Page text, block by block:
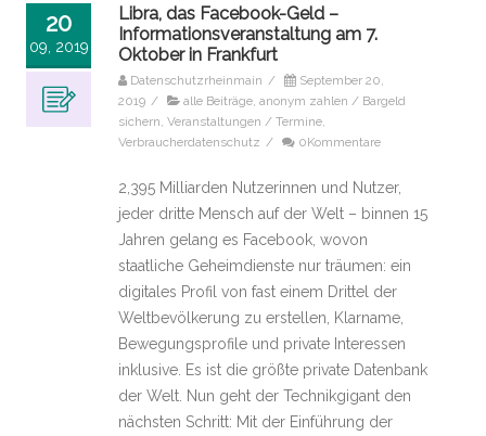
20
09, 2019
Libra, das Facebook-Geld –
Informationsveranstaltung am 7.
Oktober in Frankfurt
Datenschutzrheinmain /
September 20,
2019 / alle Beiträge, anonym zahlen / Bargeld
sichern, Veranstaltungen / Termine,
Verbraucherdatenschutz / 0Kommentare
2,395 Milliarden Nutzerinnen und Nutzer,
jeder dritte Mensch auf der Welt – binnen 15
Jahren gelang es Facebook, wovon
staatliche Geheimdienste nur träumen: ein
digitales Profil von fast einem Drittel der
Weltbevölkerung zu erstellen, Klarname,
Bewegungsprofile und private Interessen
inklusive. Es ist die größte private Datenbank
der Welt. Nun geht der Technikgigant den
nächsten Schritt: Mit der Einführung der